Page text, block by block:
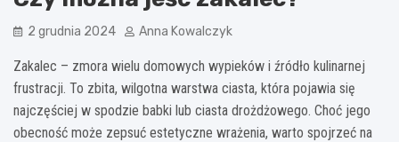
2 grudnia 2024 Anna Kowalczyk
Zakalec – zmora wielu domowych wypieków i źródło kulinarnej
frustracji. To zbita, wilgotna warstwa ciasta, która pojawia się
najczęściej w spodzie babki lub ciasta drożdżowego. Choć jego
obecność może zepsuć estetyczne wrażenia, warto spojrzeć na